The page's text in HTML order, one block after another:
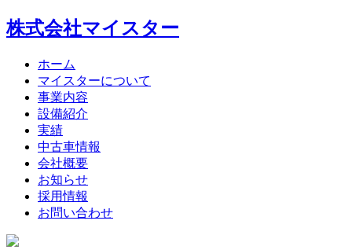
株式会社マイスター
ホーム
マイスターについて
事業内容
設備紹介
実績
中古車情報
会社概要
お知らせ
採用情報
お問い合わせ